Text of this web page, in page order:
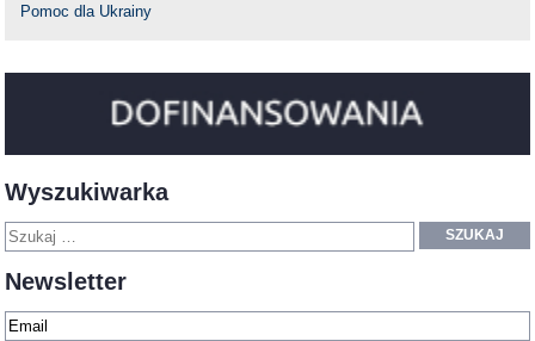
Pomoc dla Ukrainy
Wyszukiwarka
SZUKAJ
Newsletter